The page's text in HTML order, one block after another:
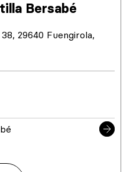
Bersabé
29640 Fuengirola,